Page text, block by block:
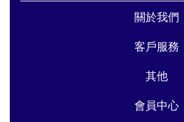
關於我們
客戶服務
其他
會員中心